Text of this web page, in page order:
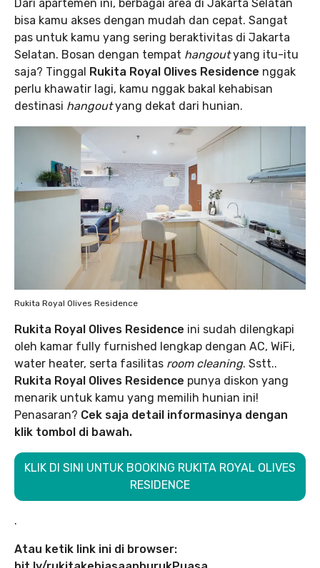
Dari apartemen ini, berbagai area di Jakarta Selatan
bisa kamu akses dengan mudah dan cepat. Sangat
pas untuk kamu yang sering beraktivitas di Jakarta
Selatan. Bosan dengan tempat hangoutyang itu-itu
saja? Tinggal Rukita Royal Olives Residence nggak
perlu khawatir lagi, kamu nggak bakal kehabisan
destinasi hangoutyang dekat dari hunian.
Rukita Royal Olives Residence
Rukita Royal Olives Residence ini sudah dilengkapi
oleh kamar fully furnished lengkap dengan AC, WiFi,
water heater, serta fasilitas room cleaning. Sstt..
Rukita Royal Olives Residence punya diskon yang
menarik untuk kamu yang memilih hunian ini!
Penasaran? Cek saja detail informasinya dengan
klik tombol di bawah.
KLIK DI SINI UNTUK BOOKING RUKITA ROYAL OLIVES
RESIDENCE
.
Atau ketik link ini di browser: